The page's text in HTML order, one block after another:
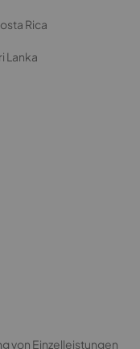
Rica
Lanka
von Einzelleistungen